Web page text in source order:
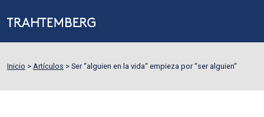
Inicio > Artículos > Ser “alguien en la vida“ empieza por “ser alguien“